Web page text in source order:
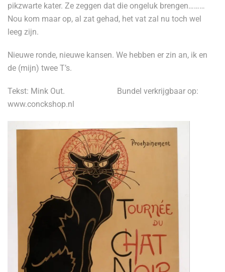
pikzwarte kater. Ze zeggen dat die ongeluk brengen………
Nou kom maar op, al zat gehad, het vat zal nu toch wel
leeg zijn.
Nieuwe ronde, nieuwe kansen. We hebben er zin an, ik en
de (mijn) twee T’s.
Tekst: Mink Out.
Bundel verkrijgbaar op:
www.conckshop.nl